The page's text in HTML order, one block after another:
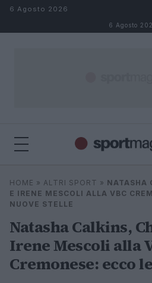
Salta al contenuto
6 Agosto 2026
6 Agosto
Cerca
HOME » ALTRI SPORT » NATASHA
E IRENE MESCOLI ALLA VBC
NUOVE STELLE
Natasha Calkins,
Irene Mescoli alla
Cremonese: ecco